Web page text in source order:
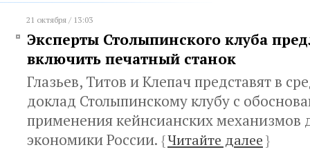
21 октября / 13:03
Эксперты Столыпинского клуба
включить печатный станок
Глазьев, Титов и Клепач представят в
доклад Столыпинскому клубу с
применения кейнсианских механизмов
экономики России. {Читайте далее}